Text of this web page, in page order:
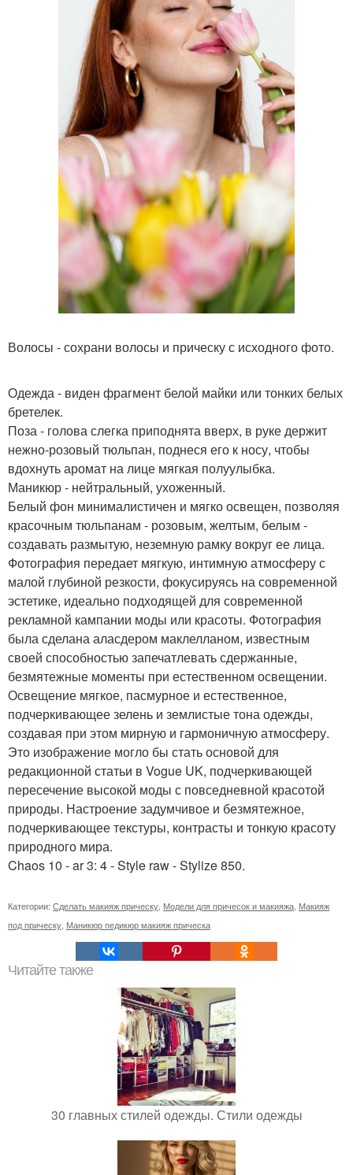
Волосы - сохрани волосы и прическу с исходного фото.
Одежда - виден фрагмент белой майки или тонких белых
бретелек.
Поза - голова слегка приподнята вверх, в руке держит
нежно-розовый тюльпан, поднеся его к носу, чтобы
вдохнуть аромат на лице мягкая полуулыбка.
Маникюр - нейтральный, ухоженный.
Белый фон минималистичен и мягко освещен, позволяя
красочным тюльпанам - розовым, желтым, белым -
создавать размытую, неземную рамку вокруг ее лица.
Фотография передает мягкую, интимную атмосферу с
малой глубиной резкости, фокусируясь на современной
эстетике, идеально подходящей для современной
рекламной кампании моды или красоты. Фотография
была сделана аласдером маклелланом, известным
своей способностью запечатлевать сдержанные,
безмятежные моменты при естественном освещении.
Освещение мягкое, пасмурное и естественное,
подчеркивающее зелень и землистые тона одежды,
создавая при этом мирную и гармоничную атмосферу.
Это изображение могло бы стать основой для
редакционной статьи в Vogue UK, подчеркивающей
пересечение высокой моды с повседневной красотой
природы. Настроение задумчивое и безмятежное,
подчеркивающее текстуры, контрасты и тонкую красоту
природного мира.
Chaos 10 - ar 3: 4 - Style raw - Stylize 850.
Категории: Сделать макияж прическу Модели для причесок и макияжа Макияж
под прическу Маникюр педикюр макияж прическа
Читайте также
30 главных стилей одежды. Стили одежды